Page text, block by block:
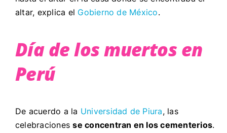
altar, explica el Gobierno de México.
Día de los muertos en
Perú
De acuerdo a la Universidad de Piura, las
celebracionesse concentran en los cementerios.